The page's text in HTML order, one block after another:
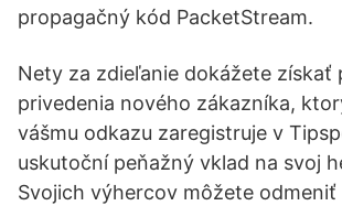
propagačný kód PacketStream.
Nety za zdieľanie dokážete získať
privedenia nového zákazníka,
vášmu odkazu zaregistruje v
uskutoční peňažný vklad na svoj
Svojich výhercov môžete